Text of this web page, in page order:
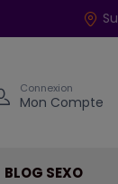
Connexion
Mon Compte
BLOG SEXO